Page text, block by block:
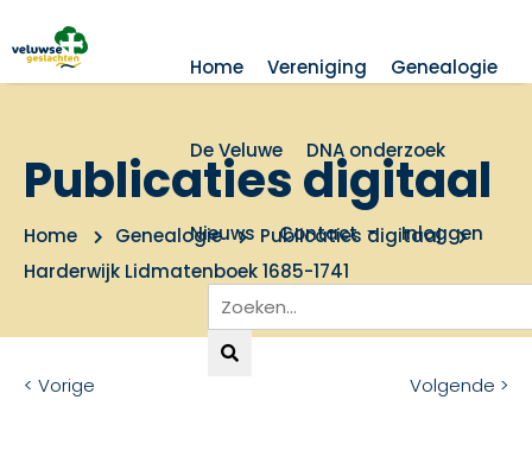
Home Vereniging Genealogie
De Veluwe DNA onderzoek
Nieuws Contact Inloggen
Publicaties digitaal
Home Genealogie
Publicaties digitaal
Harderwijk Lidmatenboek 1685-1741
< Vorige Volgende >